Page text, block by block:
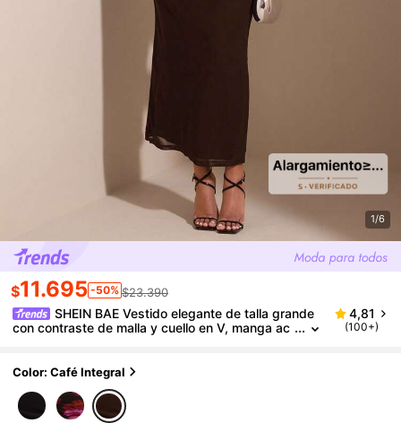
1/6
$11.695 -50% $23.390
SHEIN BAE Vestido elegante de talla grande
con contraste de malla y cuello en V, manga ac
4,81
(100+)
Color: Café Integral